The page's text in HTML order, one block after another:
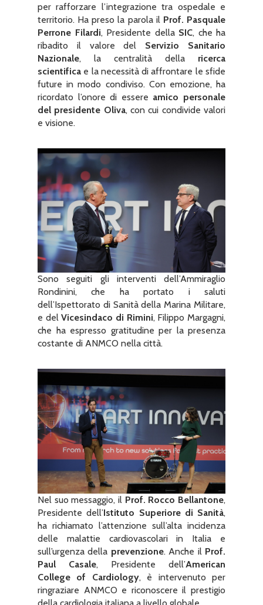
per rafforzare l’integrazione tra ospedale e
territorio. Ha preso la parola il Prof. Pasquale
Perrone Filardi, Presidente della SIC, che ha
ribadito il valore del Servizio Sanitario
Nazionale, la centralità della ricerca
scientifica e la necessità di affrontare le sfide
future in modo condiviso. Con emozione, ha
ricordato l’onore di essere amico personale
del presidente Oliva, con cui condivide valori
e visione.
Sono seguiti gli interventi dell’Ammiraglio
Rondinini, che ha portato i saluti
dell’Ispettorato di Sanità della Marina Militare,
e delVicesindaco di Rimini, Filippo Margagni,
che ha espresso gratitudine per la presenza
costante di ANMCO nella città.
Nel suo messaggio, il Prof. Rocco Bellantone,
Presidente dell’Istituto Superiore di Sanità,
ha richiamato l’attenzione sull’alta incidenza
delle malattie cardiovascolari in Italia e
sull’urgenza della prevenzione. Anche il Prof.
Paul Casale, Presidente dell’American
College of Cardiology, è intervenuto per
ringraziare ANMCO e riconoscere il prestigio